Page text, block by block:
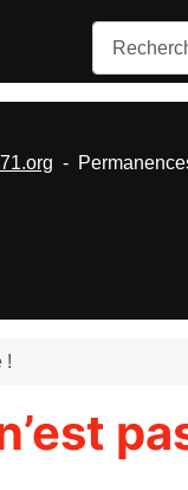
Rechercher
!
-